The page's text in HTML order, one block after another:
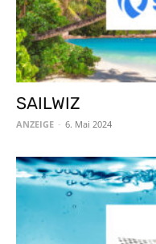
SAILWIZ
ANZEIGE - 6. Mai 2024